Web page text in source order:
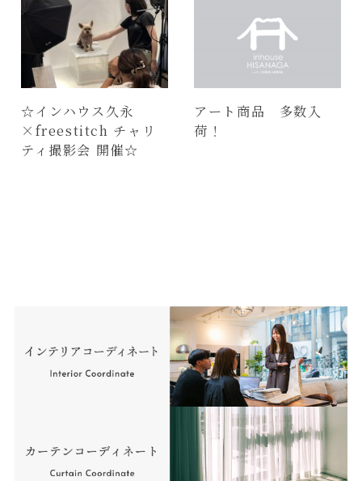
☆インハウス久永
×freestitch チャリ
ティ撮影会 開催☆
アート商品 多数入
荷！